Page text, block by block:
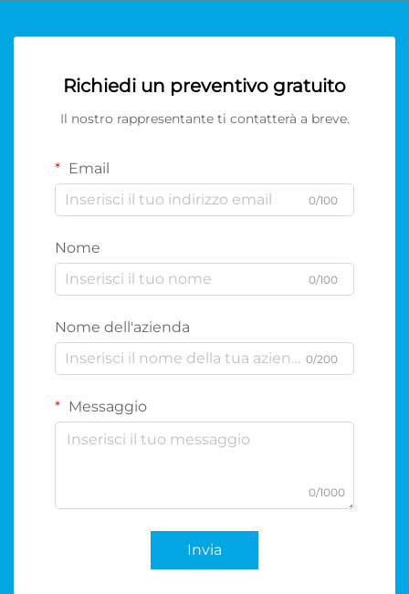
Richiedi un preventivo gratuito
Il nostro rappresentante ti contatterà a breve.
Email
0/100
Nome
0/100
Nome dell'azienda
0/200
Messaggio
0/1000
Invia